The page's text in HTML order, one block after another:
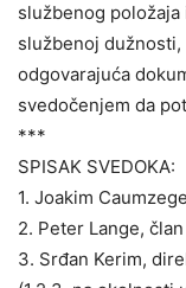
službenog
službenoj dužnosti,
odgovarajuća
svedočenjem da
***
SPISAK SVEDOKA:
1. Joakim
2. Peter Lange,
3. Srđan Kerim,